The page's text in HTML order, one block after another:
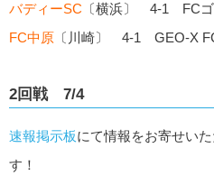
バディーSC 〔横浜〕 4-1 FCゴ
FC中原 〔川崎〕 4-1 GEO-X
2回戦 7/4
速報掲示板にて情報をお寄せい
す！